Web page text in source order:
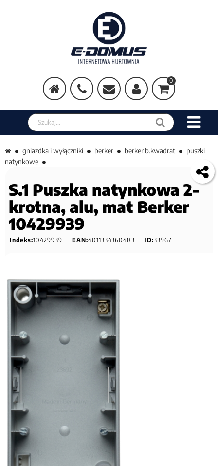
0
Szukaj w sklepie
gniazdka i wyłączniki berker berker b.kwadrat
puszki
natynkowe
S.1 Puszka natynkowa 2-
krotna, alu, mat Berker
10429939
Indeks:10429939 EAN:4011334360483 ID:33967